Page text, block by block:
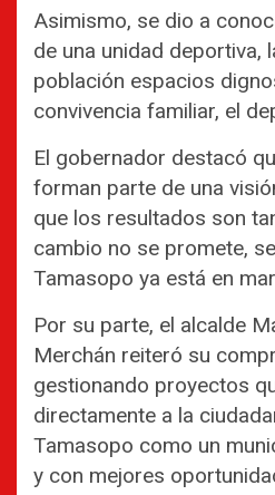
Asimismo, se dio a
de una unidad deportiva,
población espacios
convivencia familiar, el
El gobernador destacó
forman parte de una
que los resultados son
cambio no se promete,
Tamasopo ya está en
Por su parte, el alcalde
Merchán reiteró su
gestionando proyectos
directamente a la
Tamasopo como un
y con mejores